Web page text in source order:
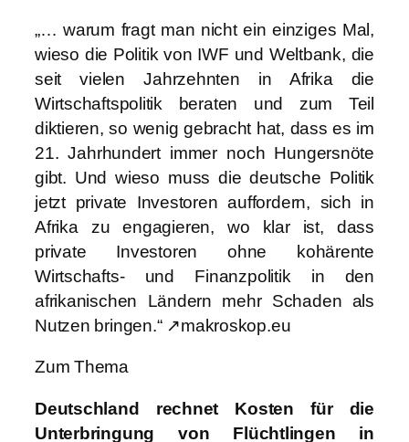
„… warum fragt man nicht ein einziges Mal,
wieso die Politik von IWF und Weltbank, die
seit vielen Jahrzehnten in Afrika die
Wirtschaftspolitik beraten und zum Teil
diktieren, so wenig gebracht hat, dass es im
21. Jahrhundert immer noch Hungersnöte
gibt. Und wieso muss die deutsche Politik
jetzt private Investoren auffordern, sich in
Afrika zu engagieren, wo klar ist, dass
private Investoren ohne kohärente
Wirtschafts- und Finanzpolitik in den
afrikanischen Ländern mehr Schaden als
Nutzen bringen.“ ↗makroskop.eu
Zum Thema
Deutschland rechnet Kosten für die
Unterbringung von Flüchtlingen in